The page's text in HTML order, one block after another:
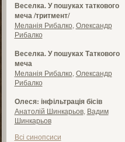
Веселка. У пошуках таткового
меча /тритмент/
Меланія Рибалко Олександр
Рибалко
Веселка. У пошуках Таткового
меча
Меланія Рибалко Олександр
Рибалко
Олеся: інфільтрація бісів
Анатолій Шинкарьов, Вадим
Шинкарьов
Всі синопсиси